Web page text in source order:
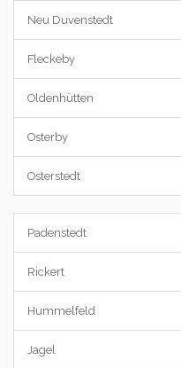
Neu Duvenstedt
Fleckeby
Oldenhütten
Osterby
Osterstedt
Padenstedt
Rickert
Hummelfeld
Jagel